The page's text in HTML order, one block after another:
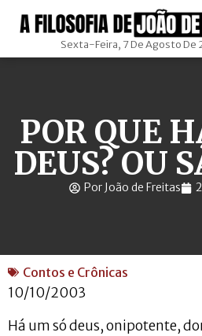
Sexta-Feira, 7 De Agosto De
POR QUE
DEUS? OU
Por João de Freitas
Contos e Crônicas
10/10/2003
Há um só deus, onipotente,